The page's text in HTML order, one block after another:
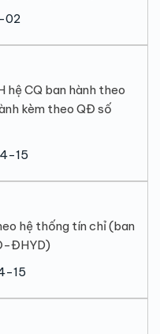
02
hệ CQ ban hành theo
kèm theo QĐ số
15
hệ thống tín chỉ (ban
ĐHYD)
15